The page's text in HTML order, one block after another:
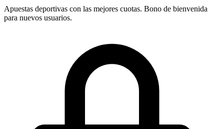
Apuestas deportivas con las mejores cuotas. Bono de bienvenida
para nuevos usuarios.